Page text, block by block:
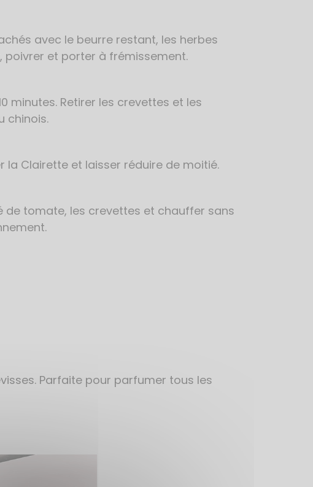
avec le beurre restant, les herbes
poivrer et porter à frémissement.
minutes. Retirer les crevettes et les
chinois.
la Clairette et laisser réduire de moitié.
de tomate, les crevettes et chauffer sans
Parfaite pour parfumer tous les